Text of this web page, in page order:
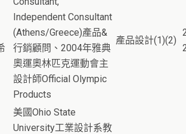
Independent Consultant
(Athens/Greece)產品&
行銷顧問、2004年雅典
奧運奧林匹克運動會主
設計師Official Olympic
Products
產品設計(1)(2)
美國Ohio State
University工業設計系教